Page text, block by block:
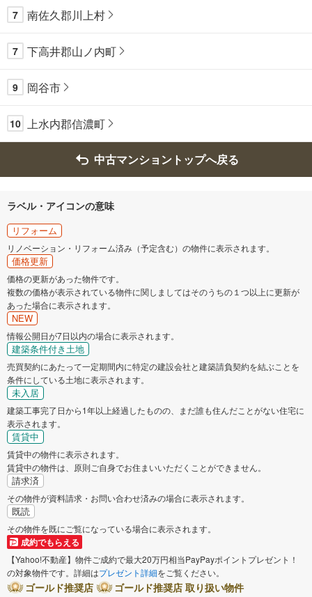
7 南佐久郡川上村
7 下高井郡山ノ内町
9 岡谷市
10 上水内郡信濃町
中古マンショントップへ戻る
ラベル・アイコンの意味
リフォーム
リノベーション・リフォーム済み（予定含む）の物件に表示されます。
価格更新
価格の更新があった物件です。
複数の価格が表示されている物件に関しましてはそのうちの１つ以上に更新が
あった場合に表示されます。
NEW
情報公開日が7日以内の場合に表示されます。
建築条件付き土地
売買契約にあたって一定期間内に特定の建設会社と建築請負契約を結ぶことを
条件にしている土地に表示されます。
未入居
建築工事完了日から1年以上経過したものの、まだ誰も住んだことがない住宅に
表示されます。
賃貸中
賃貸中の物件に表示されます。
賃貸中の物件は、原則ご自身でお住まいいただくことができません。
請求済
その物件が資料請求・お問い合わせ済みの場合に表示されます。
既読
その物件を既にご覧になっている場合に表示されます。
成約でもらえる
【Yahoo!不動産】物件ご成約で最大20万円相当PayPayポイントプレゼント！
の対象物件です。詳細はプレゼント詳細をご覧ください。
ゴールド推奨店
ゴールド推奨店 取り扱い物件